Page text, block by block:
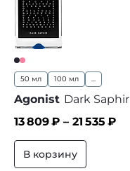
50 мл 100 мл ...
Agonist Dark Saphir
13 809₽ – 21 535 ₽
В корзину